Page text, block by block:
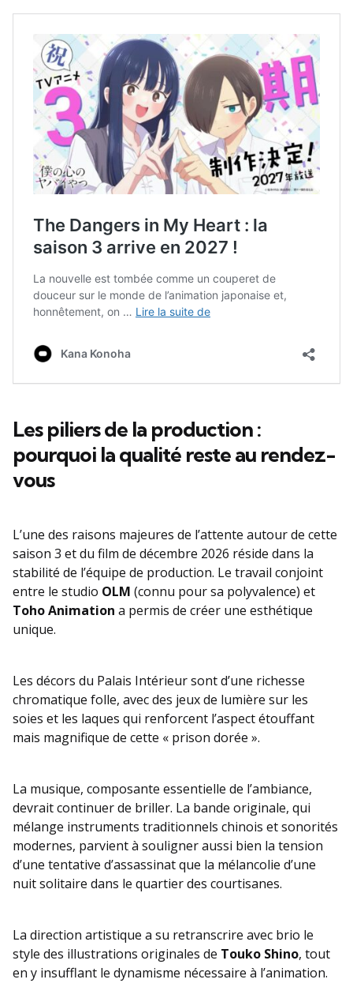
Les piliers de la production :
pourquoi la qualité reste au rendez-
vous
L’une des raisons majeures de l’attente autour de cette
saison 3 et du film de décembre 2026 réside dans la
stabilité de l’équipe de production. Le travail conjoint
entre le studio OLM (connu pour sa polyvalence) et
Toho Animation a permis de créer une esthétique
unique.
Les décors du Palais Intérieur sont d’une richesse
chromatique folle, avec des jeux de lumière sur les
soies et les laques qui renforcent l’aspect étouffant
mais magnifique de cette « prison dorée ».
La musique, composante essentielle de l’ambiance,
devrait continuer de briller. La bande originale, qui
mélange instruments traditionnels chinois et sonorités
modernes, parvient à souligner aussi bien la tension
d’une tentative d’assassinat que la mélancolie d’une
nuit solitaire dans le quartier des courtisanes.
La direction artistique a su retranscrire avec brio le
style des illustrations originales de Touko Shino, tout
en y insufflant le dynamisme nécessaire à l’animation.